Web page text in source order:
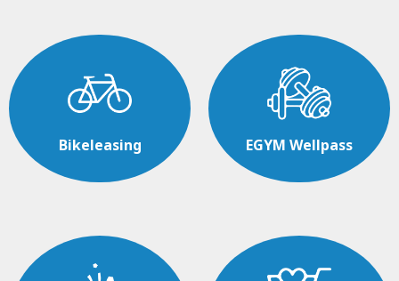
Bikeleasing EGYM Wellpass